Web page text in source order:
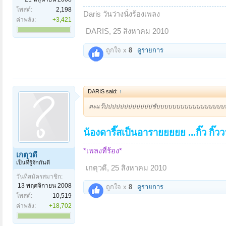
โพสต์:
2,198
ค่าพลัง:
+3,421
Daris วันว่างนั่งร้องเพลง
DARIS, 25 สิงหาคม 2010
ถูกใจ x 8 ดูรายการ
เกตุวดี
เป็นที่รู้จักกันดี
วันที่สมัครสมาชิก:
13 พฤศจิกายน 2008
โพสต์:
10,519
ค่าพลัง:
+18,702
DARIS said: ↑
ตะแว๊ปปปปปปปปปปปปชับบบบบบบบบบบบบบบบ
น้องดารี๊สเป็นอารายยยยย ...กิ๊ว กิ๊ว
*เพลงที่ร้อง*
เกตุวดี, 25 สิงหาคม 2010
ถูกใจ x 8 ดูรายการ